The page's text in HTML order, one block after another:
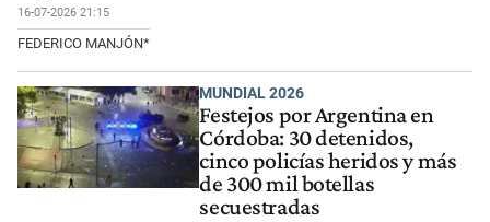
16-07-2026 21:15
FEDERICO MANJÓN*
MUNDIAL 2026
Festejos por Argentina en
Córdoba: 30 detenidos,
cinco policías heridos y más
de 300 mil botellas
secuestradas